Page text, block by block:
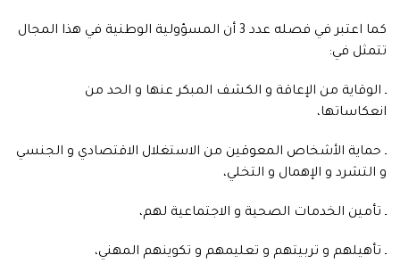
كما اعتبر في فصله عدد 3 أن المسؤولية الوطنية في هذا المجال
تتمثل في:
ـ الوقاية من الإعاقة و الكشف المبكر عنها و الحد من
انعكاساتها،
ـ حماية الأشخاص المعوقين من الاستغلال الاقتصادي و الجنسي
و التشرد و الإهمال و التخلي،
ـ تأمين الخدمات الصحية و الاجتماعية لهم،
ـ تأهيلهم و تربيتهم و تعليمهم و تكوينهم المهني،